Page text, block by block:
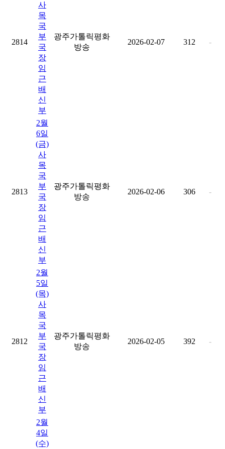
2814
사
목
국
부
국
장
임
근
배
신
부
광주가톨릭평화
방송
2026-02-07 312 -
2813
2월
6일
(금)
사
목
국
부
국
장
임
근
배
신
부
광주가톨릭평화
방송
2026-02-06 306 -
2812
2월
5일
(목)
사
목
국
부
국
장
임
근
배
신
부
광주가톨릭평화
방송
2026-02-05 392 -
2월
4일
(수)